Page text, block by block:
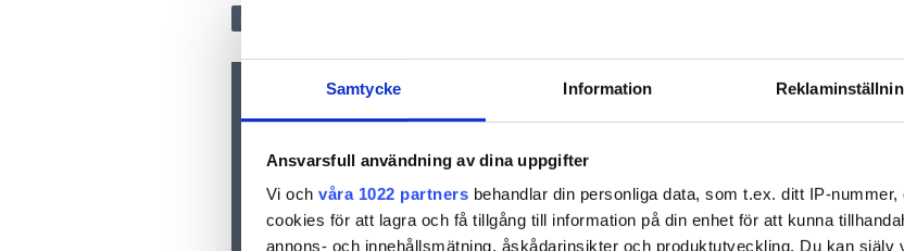
Samtycke Information
Ansvarsfull användning av dina uppgifter
Vi och våra 1022 partners behandlar din personliga data, som t.ex. ditt IP-
cookies för att lagra och få tillgång till information på din enhet för att kunna
annons- och innehållsmätning, åskådarinsikter och produktutveckling. Du kan själv
inkorgen